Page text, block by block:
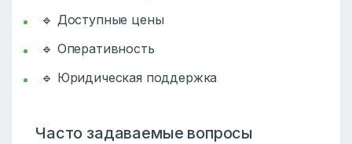
🔹 Доступные цены
🔹 Оперативность
🔹 Юридическая поддержка
Часто задаваемые вопросы